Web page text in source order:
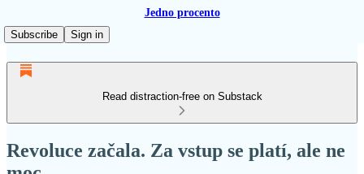
Jedno procento
Subscribe
Sign in
Read distraction-free on Substack
Revoluce začala. Za vstup se platí, ale ne